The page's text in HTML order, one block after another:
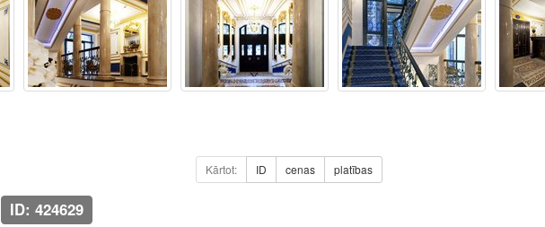
Kārtot: ID cenas platības
ID: 424629